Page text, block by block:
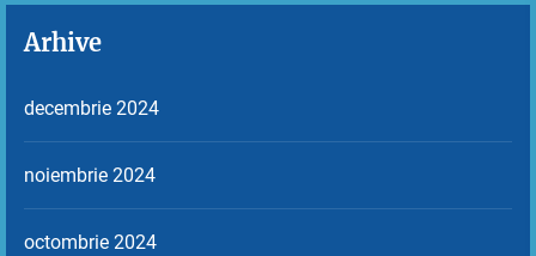
Arhive
decembrie 2024
noiembrie 2024
octombrie 2024